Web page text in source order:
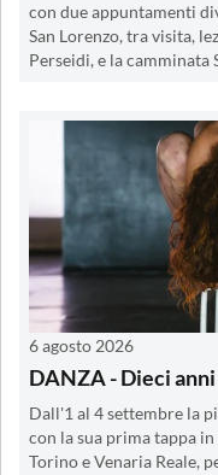
con due appuntamenti
San Lorenzo, tra visita,
Perseidi, e la
6 agosto 2026
DANZA - Dieci
Dall'1 al 4 settembre la
con la sua prima tappa
Torino e Venaria Reale,